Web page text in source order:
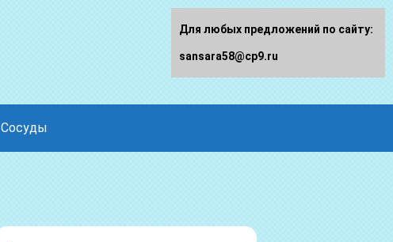
Сосуды
Для любых предложений по сайту:
sansara58@cp9.ru